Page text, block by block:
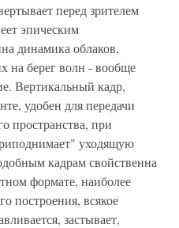
перед зрителем
эпическим
динамика облаков,
на берег волн - вообще
Вертикальный кадр,
удобен для передачи
пространства, при
уходящую
кадрам свойственна
формате, наиболее
построения, всякое
застывает,